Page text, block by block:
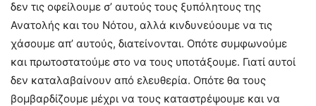
δεν τις οφείλουμε σ’ αυτούς τους ξυπόλητους της
Ανατολής και του Νότου, αλλά κινδυνεύουμε να τις
χάσουμε απ’ αυτούς, διατείνονται. Οπότε συμφωνούμε
και πρωτοστατούμε στο να τους υποτάξουμε. Γιατί αυτοί
δεν καταλαβαίνουν από ελευθερία. Οπότε θα τους
βομβαρδίζουμε μέχρι να τους καταστρέψουμε και να